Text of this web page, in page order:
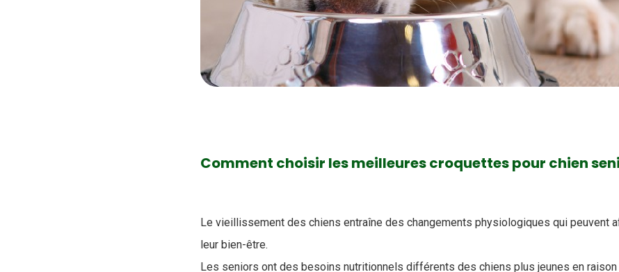
Comment choisir les meilleures croquettes pour chien
Le vieillissement des chiens entraîne des changements physiologiques qui peuvent
leur bien-être.
Les seniors ont des besoins nutritionnels différents des chiens plus jeunes en raison